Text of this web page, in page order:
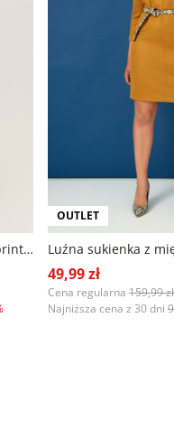
Krótka sukienka z efektownym printem w cytryny
OUTLET
Luźna sukienka z
49,99 zł
Cena regularna 159,99 zł
Najniższa cena z 30 dni